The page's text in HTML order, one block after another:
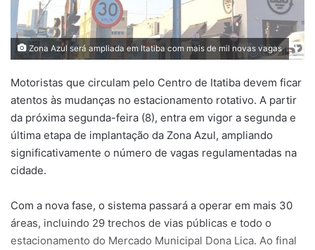
Zona Azul será ampliada em Itatiba com mais de mil novas vagas
Motoristas que circulam pelo Centro de Itatiba devem ficar
atentos às mudanças no estacionamento rotativo. A partir
da próxima segunda-feira (8), entra em vigor a segunda e
última etapa de implantação da Zona Azul, ampliando
significativamente o número de vagas regulamentadas na
cidade.
Com a nova fase, o sistema passará a operar em mais 30
áreas, incluindo 29 trechos de vias públicas e todo o
estacionamento do Mercado Municipal Dona Lica. Ao final